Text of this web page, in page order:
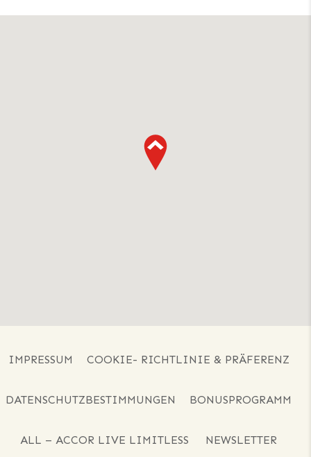
IMPRESSUM COOKIE- RICHTLINIE & PRÄFERENZ
DATENSCHUTZBESTIMMUNGEN BONUSPROGRAMM
ALL – ACCOR LIVE LIMITLESS NEWSLETTER